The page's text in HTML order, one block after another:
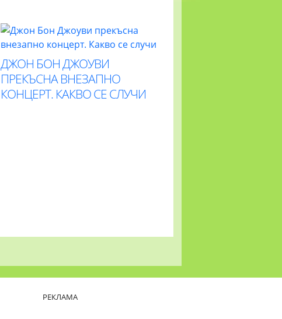
ДЖОН БОН ДЖОУВИ
ПРЕКЪСНА ВНЕЗАПНО
КОНЦЕРТ. КАКВО СЕ СЛУЧИ
РЕКЛАМА